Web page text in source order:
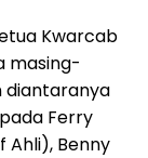
Kwarcab
masing-
diantaranya
Ferry
Ahli), Benny